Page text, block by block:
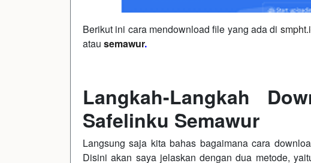
Berikut ini cara mendownload file yang ada di
atau semawur.
Langkah-Langkah
Safelinku Semawur
Langsung saja kita bahas bagaimana cara
Disini akan saya jelaskan dengan dua metode,